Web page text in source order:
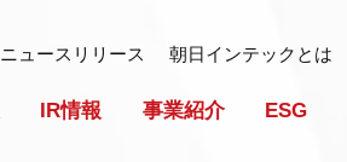
IR情報 事業紹介 ESG
ニュースリリース 朝日インテックとは